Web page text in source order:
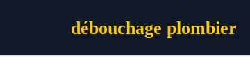
débouchage plombier